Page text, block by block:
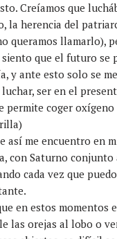
Creíamos que
la herencia del
queramos llamarlo),
que el futuro se
y ante esto solo se
ser en el
permite coger
así me encuentro en
con Saturno conjunto
cada vez que
en estos momentos
las orejas al lobo o